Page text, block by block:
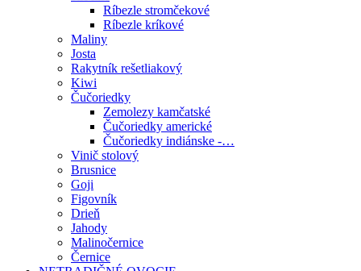
Ríbezle stromčekové
Ríbezle kríkové
Maliny
Josta
Rakytník rešetliakový
Kiwi
Čučoriedky
Zemolezy kamčatské
Čučoriedky americké
Čučoriedky indiánske -…
Vinič stolový
Brusnice
Goji
Figovník
Drieň
Jahody
Malinočernice
Černice